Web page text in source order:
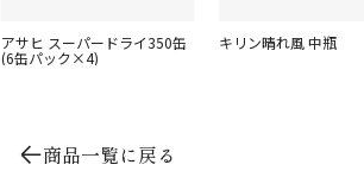
アサヒ スーパードライ350缶
(6缶パック×4)
キリン晴れ風 中瓶
商品一覧に戻る